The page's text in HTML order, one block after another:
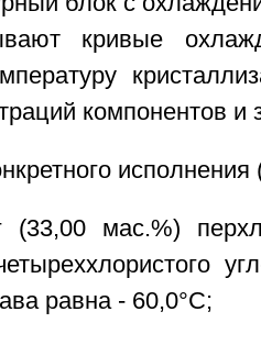
кривые
компонентов и
исполнения
мас.%)
равна - 60,0°С;